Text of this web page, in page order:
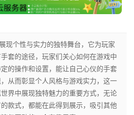
现个性与实力的独特舞台，它为玩家
套的途径，玩家们关心如何在游戏中
的操作和设置，能让自己心仪的手套
从而彰显个人风格与游戏实力，这一
界中展现独特魅力的重要方式，无论
款式，都能在此得到展示，吸引其他